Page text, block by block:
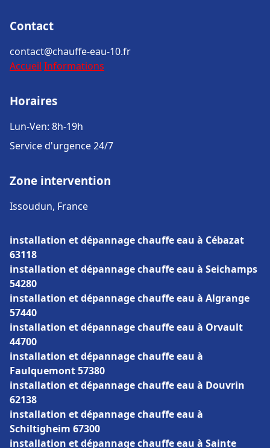
Contact
contact@chauffe-eau-10.fr
Accueil Informations
Horaires
Lun-Ven: 8h-19h
Service d'urgence 24/7
Zone intervention
Issoudun, France
installation et dépannage chauffe eau à Cébazat
63118
installation et dépannage chauffe eau à Seichamps
54280
installation et dépannage chauffe eau à Algrange
57440
installation et dépannage chauffe eau à Orvault
44700
installation et dépannage chauffe eau à
Faulquemont 57380
installation et dépannage chauffe eau à Douvrin
62138
installation et dépannage chauffe eau à
Schiltigheim 67300
installation et dépannage chauffe eau à Sainte